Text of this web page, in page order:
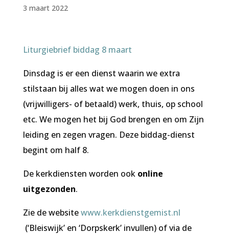
3 maart 2022
Liturgiebrief biddag 8 maart
Dinsdag is er een dienst waarin we extra
stilstaan bij alles wat we mogen doen in ons
(vrijwilligers- of betaald) werk, thuis, op school
etc. We mogen het bij God brengen en om Zijn
leiding en zegen vragen. Deze biddag-dienst
begint om half 8.
De kerkdiensten worden ook online
uitgezonden.
Zie de websitewww.kerkdienstgemist.nl
(‘Bleiswijk’ en ‘Dorpskerk’ invullen) of via de